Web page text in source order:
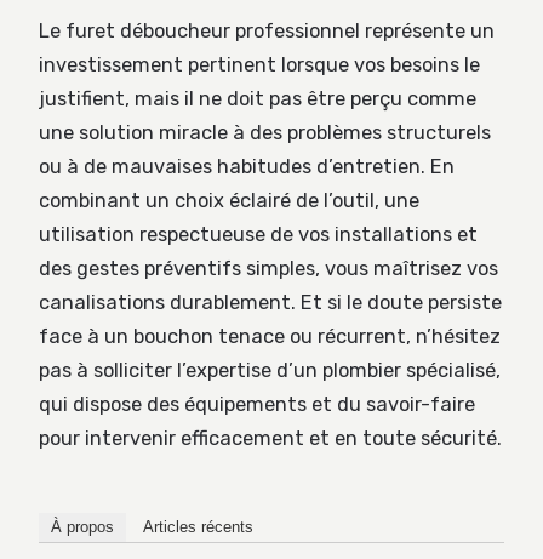
Le furet déboucheur professionnel représente un
investissement pertinent lorsque vos besoins le
justifient, mais il ne doit pas être perçu comme
une solution miracle à des problèmes structurels
ou à de mauvaises habitudes d’entretien. En
combinant un choix éclairé de l’outil, une
utilisation respectueuse de vos installations et
des gestes préventifs simples, vous maîtrisez vos
canalisations durablement. Et si le doute persiste
face à un bouchon tenace ou récurrent, n’hésitez
pas à solliciter l’expertise d’un plombier spécialisé,
qui dispose des équipements et du savoir-faire
pour intervenir efficacement et en toute sécurité.
À propos Articles récents